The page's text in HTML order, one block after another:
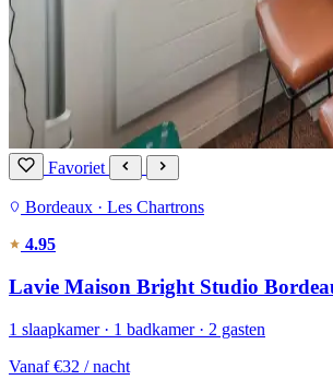
Favoriet
Bordeaux · Les Chartrons
4.95
Lavie Maison Bright Studio
1 slaapkamer · 1 badkamer · 2 gasten
Vanaf €32 / nacht